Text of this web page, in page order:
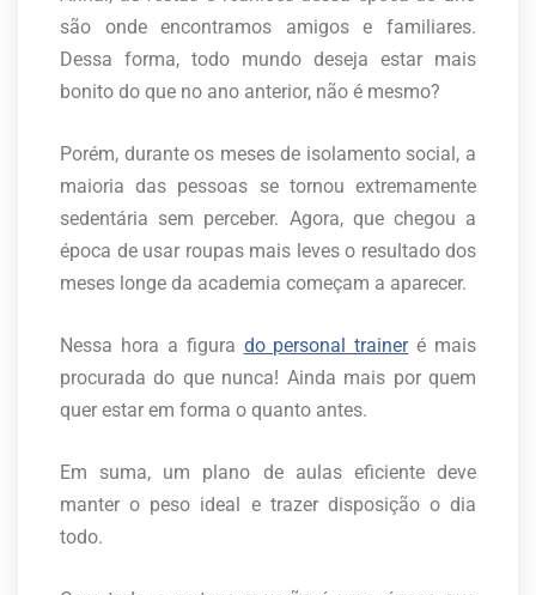
são onde encontramos amigos e familiares.
Dessa forma, todo mundo deseja estar mais
bonito do que no ano anterior, não é mesmo?
Porém, durante os meses de isolamento social, a
maioria das pessoas se tornou extremamente
sedentária sem perceber. Agora, que chegou a
época de usar roupas mais leves o resultado dos
meses longe da academia começam a aparecer.
Nessa hora a figura do personal traineré mais
procurada do que nunca! Ainda mais por quem
quer estar em forma o quanto antes.
Em suma, um plano de aulas eficiente deve
manter o peso ideal e trazer disposição o dia
todo.